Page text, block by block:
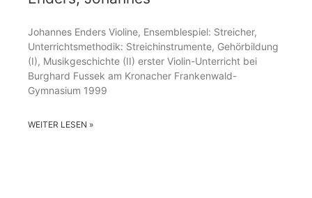
Johannes Enders Violine, Ensemblespiel: Streicher,
Unterrichtsmethodik: Streichinstrumente, Gehörbildung
(I), Musikgeschichte (II) erster Violin-Unterricht bei
Burghard Fussek am Kronacher Frankenwald-
Gymnasium 1999
WEITER LESEN »